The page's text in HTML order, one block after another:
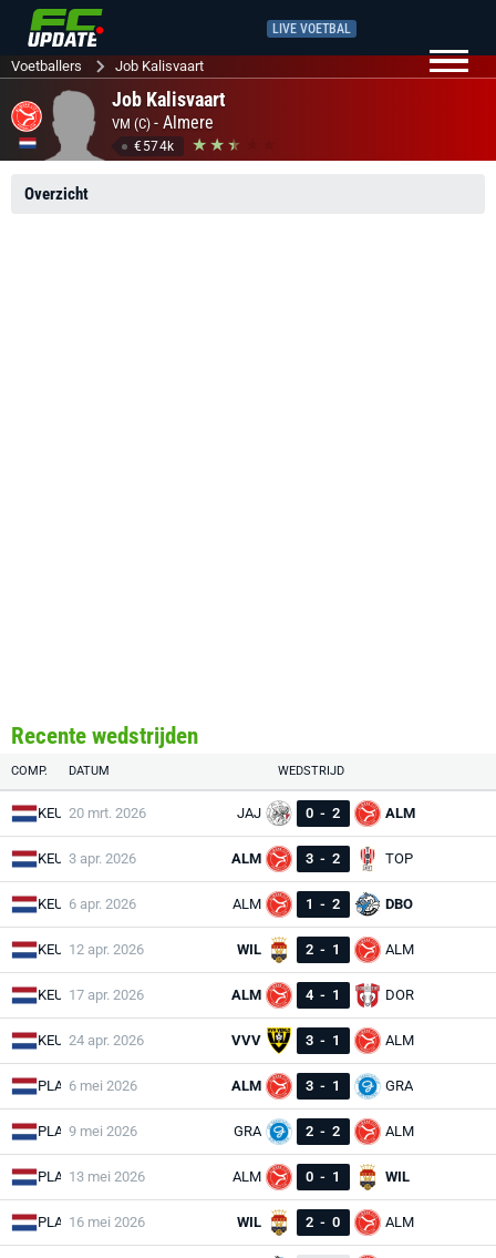
LIVE VOETBAL
Voetballers Job Kalisvaart
Job Kalisvaart
VM (C) - Almere
€574k
Overzicht
Recente wedstrijden
COMP. DATUM WEDSTRIJD
KEU 20 mrt. 2026 JAJ 0 - 2 ALM
KEU 3 apr. 2026 ALM 3 - 2 TOP
KEU 6 apr. 2026 ALM 1 - 2 DBO
KEU 12 apr. 2026 WIL 2 - 1 ALM
KEU 17 apr. 2026 ALM 4 - 1 DOR
KEU 24 apr. 2026 VVV 3 - 1 ALM
PLA 6 mei 2026 ALM 3 - 1 GRA
PLA 9 mei 2026 GRA 2 - 2 ALM
PLA 13 mei 2026 ALM 0 - 1 WIL
PLA 16 mei 2026 WIL 2 - 0 ALM